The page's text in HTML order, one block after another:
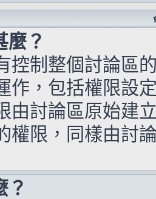
麼？
控制整個討論區
作，包括權限設
由討論區原始建
權限，同樣由討
？